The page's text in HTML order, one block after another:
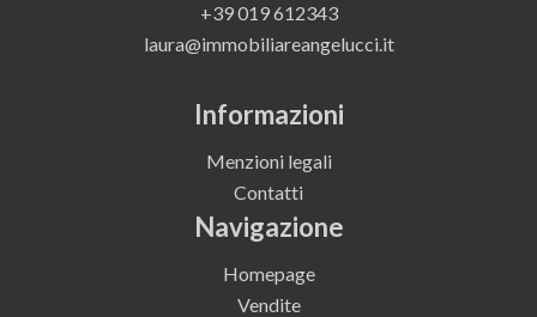
+39 019 612343
laura@immobiliareangelucci.it
Informazioni
Menzioni legali
Contatti
Navigazione
Homepage
Vendite